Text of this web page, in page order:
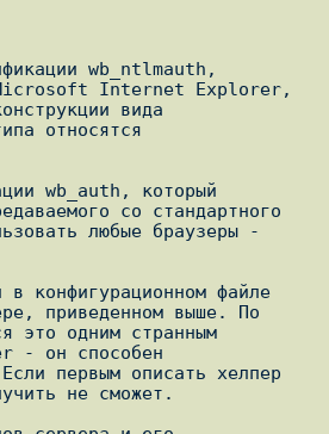
wb_ntlmauth,
Microsoft Internet Explorer,
вида
относятся
wb_auth, который
со стандартного
любые браузеры -
конфигурационном файле
приведенном выше. По
это одним странным
- он способен
первым описать хелпер
не сможет.